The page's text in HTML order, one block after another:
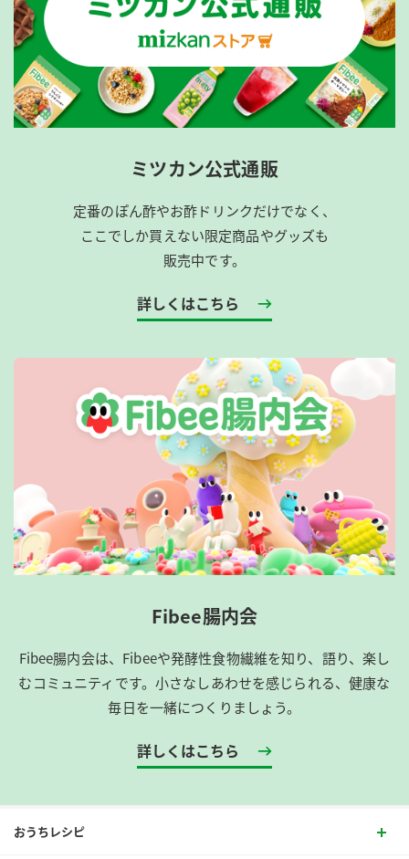
ミツカン公式通販
定番のぽん酢やお酢ドリンクだけでなく、
ここでしか買えない限定商品やグッズも
販売中です。
詳しくはこちら
Fibee腸内会
Fibee腸内会は、​Fibeeや発酵性食物繊維を知り、語り、楽し
むコミュニティです。​小さなしあわせを感じられる、健康な
毎日を一緒につくりましょう。
詳しくはこちら
おうちレシピ